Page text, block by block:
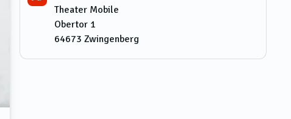
Theater Mobile
Obertor 1
64673 Zwingenberg